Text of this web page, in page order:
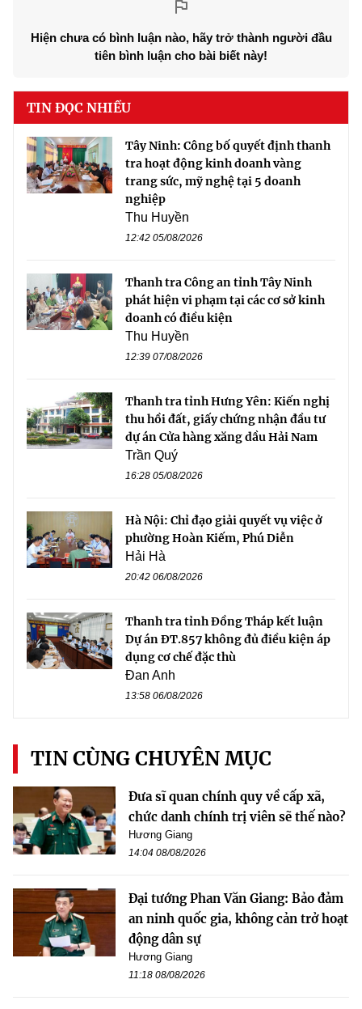
Hiện chưa có bình luận nào, hãy trở thành người đầu
tiên bình luận cho bài biết này!
TIN ĐỌC NHIỀU
Tây Ninh: Công bố quyết định thanh
tra hoạt động kinh doanh vàng
trang sức, mỹ nghệ tại 5 doanh
nghiệp
Thu Huyền
12:42 05/08/2026
Thanh tra Công an tỉnh Tây Ninh
phát hiện vi phạm tại các cơ sở kinh
doanh có điều kiện
Thu Huyền
12:39 07/08/2026
Thanh tra tỉnh Hưng Yên: Kiến nghị
thu hồi đất, giấy chứng nhận đầu tư
dự án Cửa hàng xăng dầu Hải Nam
Trần Quý
16:28 05/08/2026
Hà Nội: Chỉ đạo giải quyết vụ việc ở
phường Hoàn Kiếm, Phú Diễn
Hải Hà
20:42 06/08/2026
Thanh tra tỉnh Đồng Tháp kết luận
Dự án ĐT.857 không đủ điều kiện áp
dụng cơ chế đặc thù
Đan Anh
13:58 06/08/2026
TIN CÙNG CHUYÊN MỤC
Đưa sĩ quan chính quy về cấp xã,
chức danh chính trị viên sẽ thế nào?
Hương Giang
14:04 08/08/2026
Đại tướng Phan Văn Giang: Bảo đảm
an ninh quốc gia, không cản trở hoạt
động dân sự
Hương Giang
11:18 08/08/2026